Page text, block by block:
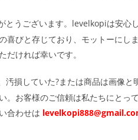
とうございます。levelkopiは安心
喜びと存じており、モットーにし
ければ幸いです。
汚損していた?または商品は画像と
お客様のご信頼は私たちにとっ
合わせは